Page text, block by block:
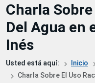
Charla
Del Agua en
Inés
Usted está aquí: Inicio
Charla Sobre El Uso